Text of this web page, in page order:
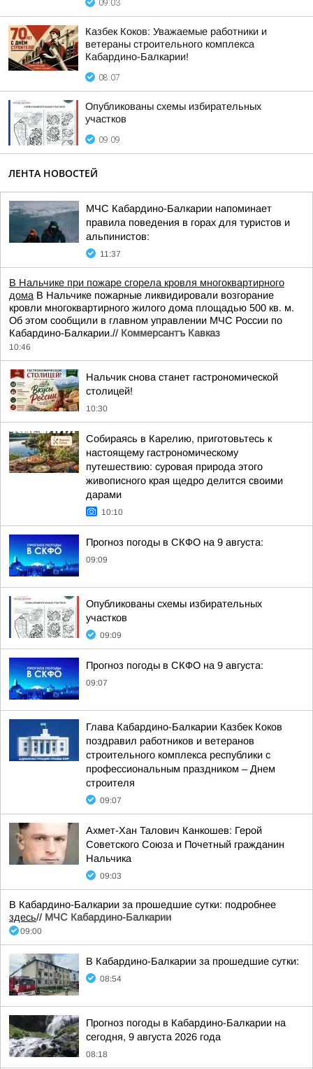
09:03
Казбек Коков: Уважаемые работники и
ветераны строительного комплекса
Кабардино-Балкарии!
08:07
Опубликованы схемы избирательных
участков
09:09
ЛЕНТА НОВОСТЕЙ
МЧС Кабардино-Балкарии напоминает
правила поведения в горах для туристов и
альпинистов:
11:37
В Нальчике при пожаре сгорела кровля многоквартирного
дома В Нальчике пожарные ликвидировали возгорание
кровли многоквартирного жилого дома площадью 500 кв. м.
Об этом сообщили в главном управлении МЧС России по
Кабардино-Балкарии.// Коммерсантъ Кавказ
10:46
Нальчик снова станет гастрономической
столицей!
10:30
Собираясь в Карелию, приготовьтесь к
настоящему гастрономическому
путешествию: суровая природа этого
живописного края щедро делится своими
дарами
10:10
Прогноз погоды в СКФО на 9 августа:
09:09
Опубликованы схемы избирательных
участков
09:09
Прогноз погоды в СКФО на 9 августа:
09:07
Глава Кабардино-Балкарии Казбек Коков
поздравил работников и ветеранов
строительного комплекса республики с
профессиональным праздником – Днем
строителя
09:07
Ахмет-Хан Талович Канкошев: Герой
Советского Союза и Почетный гражданин
Нальчика
09:03
В Кабардино-Балкарии за прошедшие сутки: подробнее
здесь// МЧС Кабардино-Балкарии
09:00
В Кабардино-Балкарии за прошедшие сутки:
08:54
Прогноз погоды в Кабардино-Балкарии на
сегодня, 9 августа 2026 года
08:18